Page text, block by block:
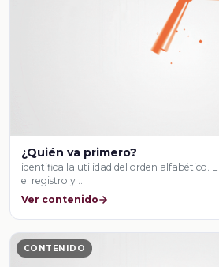
¿Quién va primero?
identifica la utilidad del orden alfabético.
el registro y …
Ver contenido
CONTENIDO